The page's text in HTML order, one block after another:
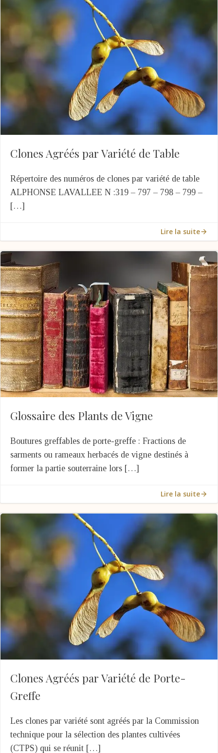
Clones Agréés par Variété de Table
Répertoire des numéros de clones par variété de table
ALPHONSE LAVALLEE N :319 – 797 – 798 – 799 –
[…]
Lire la suite
Glossaire des Plants de Vigne
Boutures greffables de porte-greffe : Fractions de
sarments ou rameaux herbacés de vigne destinés à
former la partie souterraine lors […]
Lire la suite
Clones Agréés par Variété de Porte-
Greffe
Les clones par variété sont agréés par la Commission
technique pour la sélection des plantes cultivées
(CTPS) qui se réunit […]